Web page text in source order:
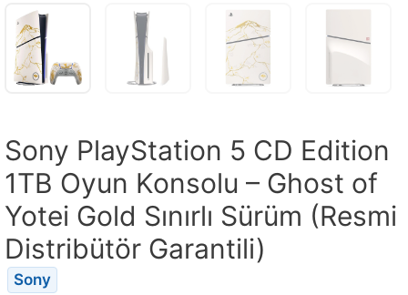
Sony PlayStation 5 CD Edition
1TB Oyun Konsolu – Ghost of
Yotei Gold Sınırlı Sürüm (Resmi
Distribütör Garantili)
Sony